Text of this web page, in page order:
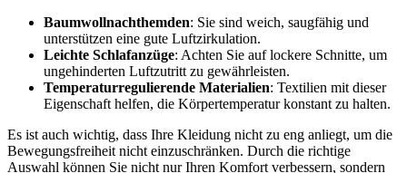
Baumwollnachthemden: Sie ​sind weich, saugfähig und
unterstützen eine gute Luftzirkulation.
Leichte Schlafanzüge: Achten Sie auf lockere Schnitte,⁤ um
ungehinderten Luftzutritt zu gewährleisten.
Temperaturregulierende Materialien: Textilien mit dieser
Eigenschaft helfen, die Körpertemperatur konstant ‍zu ⁣halten.
Es ist auch wichtig, dass ‍Ihre Kleidung‌ nicht ⁣zu eng anliegt, um die
Bewegungsfreiheit nicht einzuschränken. Durch die richtige
⁣Auswahl können Sie nicht ⁣nur ⁣Ihren Komfort verbessern, sondern